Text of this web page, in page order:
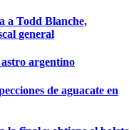
a Todd Blanche,
general
argentino
de aguacate en